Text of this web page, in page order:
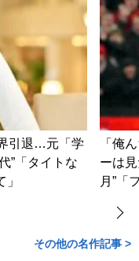
引退…元「学
”「タイトな
「俺
ーは
月”「
その他の名作記事 >